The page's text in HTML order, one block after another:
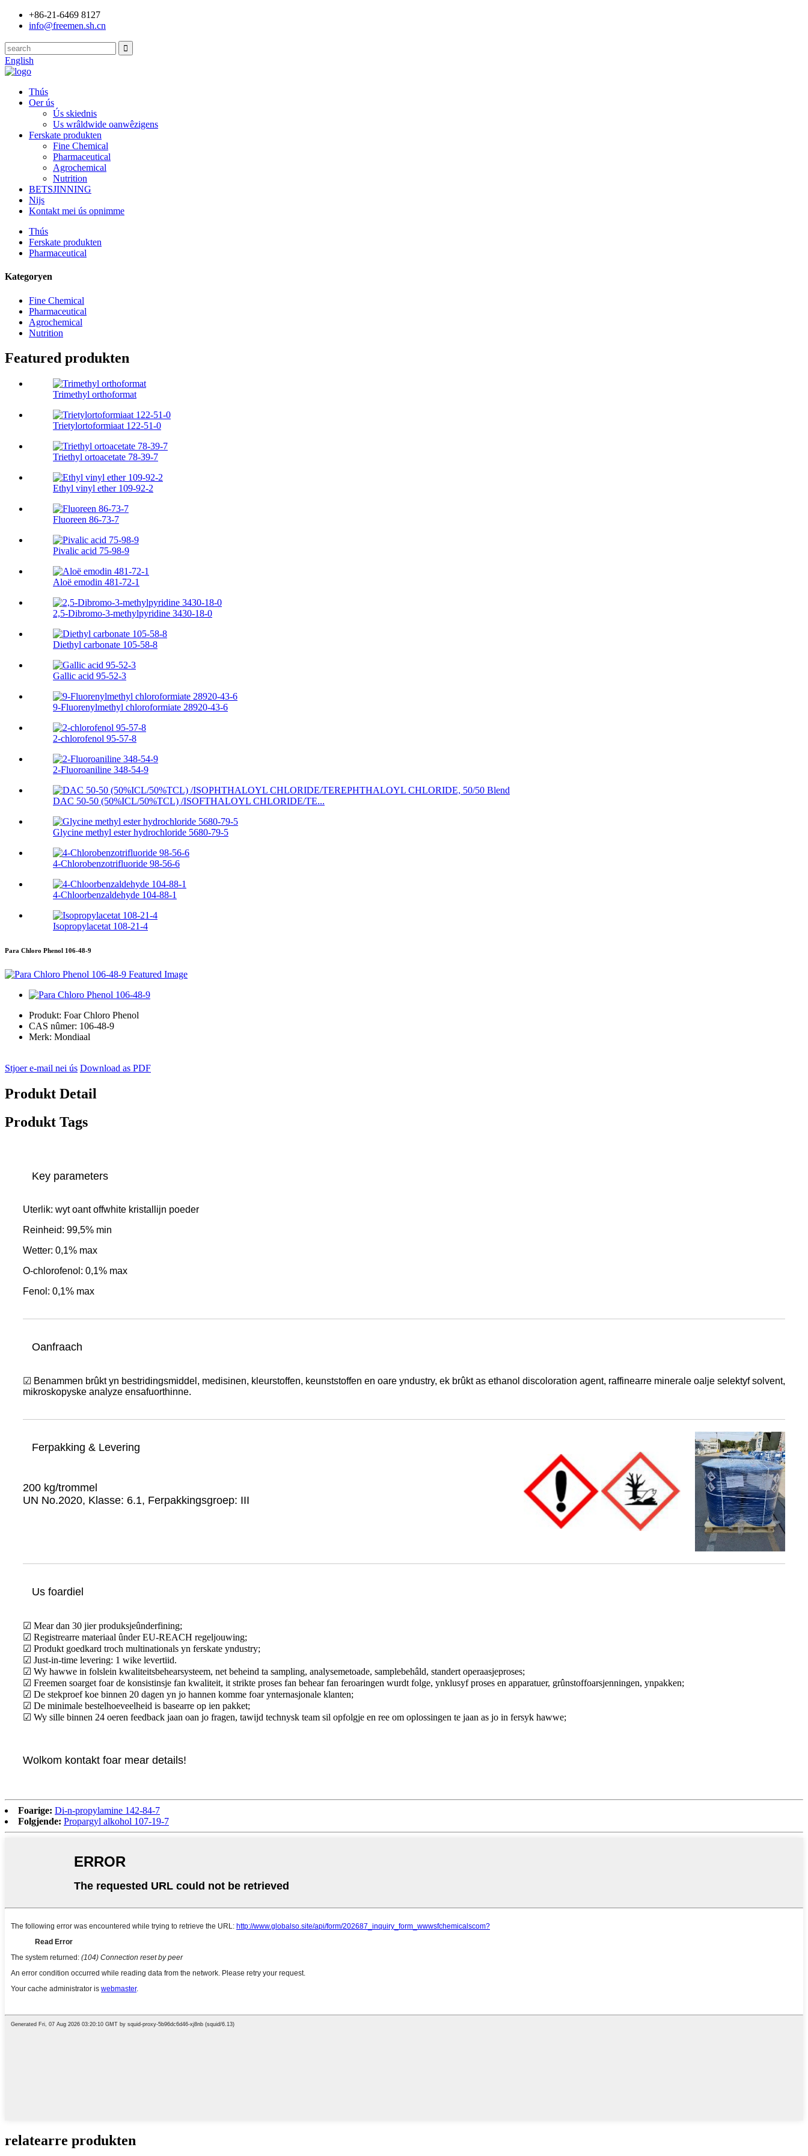
+86-21-6469 8127
info@freemen.sh.cn
English
Thús
Oer ús
Ús skiednis
Us wrâldwide oanwêzigens
Ferskate produkten
Fine Chemical
Pharmaceutical
Agrochemical
Nutrition
BETSJINNING
Nijs
Kontakt mei ús opnimme
Thús
Ferskate produkten
Pharmaceutical
Kategoryen
Fine Chemical
Pharmaceutical
Agrochemical
Nutrition
Featured produkten
Trimethyl orthoformat
Trietylortoformiaat 122-51-0
Triethyl ortoacetate 78-39-7
Ethyl vinyl ether 109-92-2
Fluoreen 86-73-7
Pivalic acid 75-98-9
Aloë emodin 481-72-1
2,5-Dibromo-3-methylpyridine 3430-18-0
Diethyl carbonate 105-58-8
Gallic acid 95-52-3
9-Fluorenylmethyl chloroformiate 28920-43-6
2-chlorofenol 95-57-8
2-Fluoroaniline 348-54-9
DAC 50-50 (50%ICL/50%TCL) /ISOFTHALOYL CHLORIDE/TE...
Glycine methyl ester hydrochloride 5680-79-5
4-Chlorobenzotrifluoride 98-56-6
4-Chloorbenzaldehyde 104-88-1
Isopropylacetat 108-21-4
Para Chloro Phenol 106-48-9
Produkt: Foar Chloro Phenol
CAS nûmer: 106-48-9
Merk: Mondiaal
Stjoer e-mail nei ús Download as PDF
Produkt Detail
Produkt Tags
Key parameters
Uterlik: wyt oant offwhite kristallijn poeder
Reinheid: 99,5% min
Wetter: 0,1% max
O-chlorofenol: 0,1% max
Fenol: 0,1% max
Oanfraach
☑ Benammen brûkt yn bestridingsmiddel, medisinen, kleurstoffen, keunststoffen en oare yndustry, ek brûkt as ethanol discoloration agent, raffinearre minerale oalje selektyf solvent,
mikroskopyske analyze ensafuorthinne.
Ferpakking & Levering
200 kg/trommel
UN No.2020, Klasse: 6.1, Ferpakkingsgroep: III
Us foardiel
☑ Mear dan 30 jier produksjeûnderfining;
☑ Registrearre materiaal ûnder EU-REACH regeljouwing;
☑ Produkt goedkard troch multinationals yn ferskate yndustry;
☑ Just-in-time levering: 1 wike levertiid.
☑ Wy hawwe in folslein kwaliteitsbehearsysteem, net beheind ta sampling, analysemetoade, samplebehâld, standert operaasjeproses;
☑ Freemen soarget foar de konsistinsje fan kwaliteit, it strikte proses fan behear fan feroaringen wurdt folge, ynklusyf proses en apparatuer, grûnstoffoarsjenningen, ynpakken;
☑ De stekproef koe binnen 20 dagen yn jo hannen komme foar ynternasjonale klanten;
☑ De minimale bestelhoeveelheid is basearre op ien pakket;
☑ Wy sille binnen 24 oeren feedback jaan oan jo fragen, tawijd technysk team sil opfolgje en ree om oplossingen te jaan as jo in fersyk hawwe;
Wolkom kontakt foar mear details!
Foarige: Di-n-propylamine 142-84-7
Folgjende: Propargyl alkohol 107-19-7
relatearre produkten